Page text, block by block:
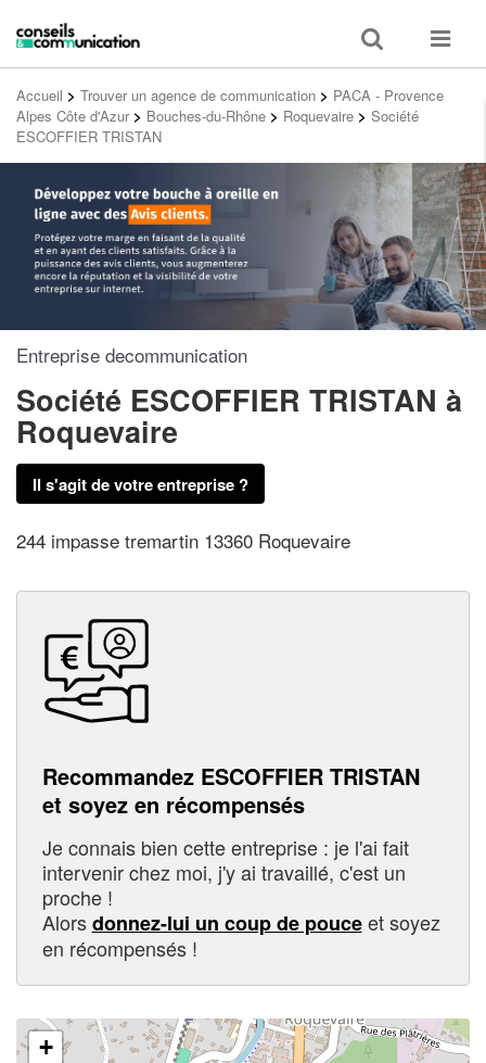
Toggle
search
Toggle
Accueil > Trouver un agence de communication > PACA - Provence
Alpes Côte d'Azur > Bouches-du-Rhône > Roquevaire > Société
ESCOFFIER TRISTAN
Entreprise decommunication
Société ESCOFFIER TRISTAN à
Roquevaire
Il s'agit de votre entreprise ?
244 impasse tremartin 13360 Roquevaire
Recommandez ESCOFFIER TRISTAN
et soyez en récompensés
Je connais bien cette entreprise : je l'ai fait
intervenir chez moi, j'y ai travaillé, c'est un
proche !
Alorsdonnez-lui un coup de pouceet soyez
en récompensés !
+